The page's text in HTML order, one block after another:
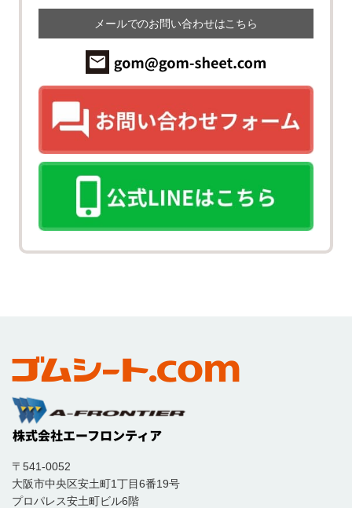
メールでのお問い合わせはこちら
〒541-0052
大阪市中央区安土町1丁目6番19号
プロパレス安土町ビル6階